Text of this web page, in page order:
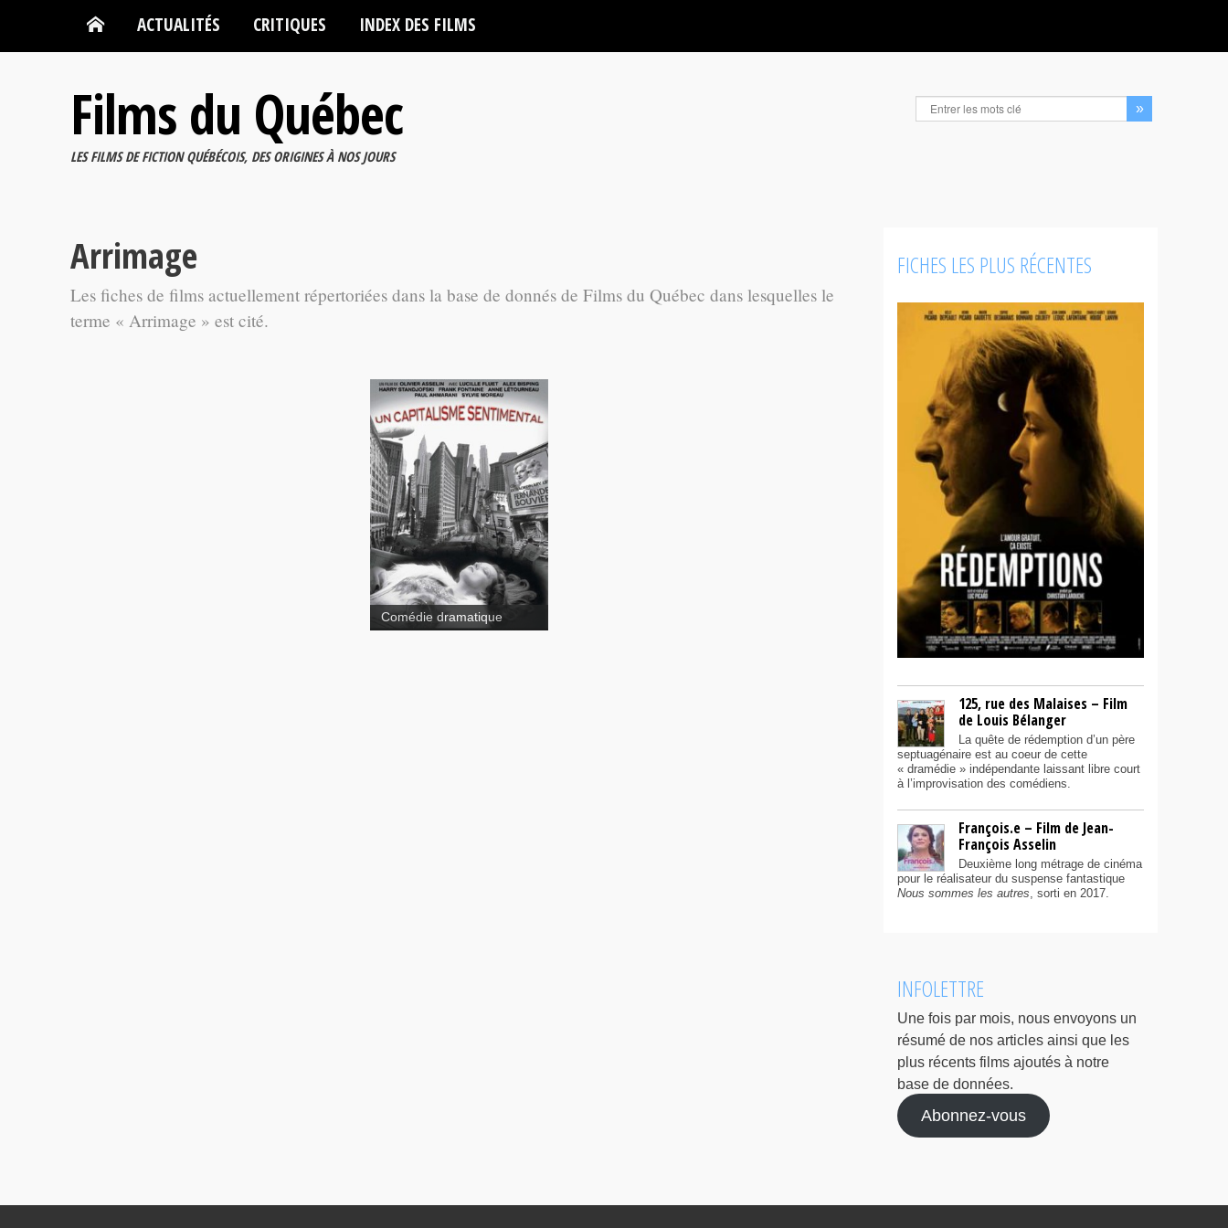
ACTUALITÉS CRITIQUES INDEX DES FILMS
Films du Québec
LES FILMS DE FICTION QUÉBÉCOIS, DES ORIGINES À NOS JOURS
Arrimage
Les fiches de films actuellement répertoriées dans la base de donnés de Films du Québec dans lesquelles le
terme « Arrimage » est cité.
Un
capitalisme sentimental
Comédie dramatique
FICHES LES PLUS RÉCENTES
125, rue des Malaises – Film
de Louis Bélanger
La quête de rédemption d’un père
septuagénaire est au coeur de cette
« dramédie » indépendante laissant libre court
à l’improvisation des comédiens.
François.e – Film de Jean-
François Asselin
Deuxième long métrage de cinéma
pour le réalisateur du suspense fantastique
Nous sommes les autres, sorti en 2017.
INFOLETTRE
Une fois par mois, nous envoyons un
résumé de nos articles ainsi que les
plus récents films ajoutés à notre
base de données.
Abonnez-vous